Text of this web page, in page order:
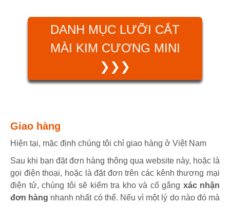
DANH MỤC LƯỠI CẮT
MÀI KIM CƯƠNG MINI
❯❯❯
Giao hàng
Hiện tại, mặc định chúng tôi chỉ giao hàng ở Việt Nam
Sau khi bạn đặt đơn hàng thông qua website này, hoặc là
gọi điện thoại, hoặc là đặt đơn trên các kênh thương mại
điện tử, chúng tôi sẽ kiểm tra kho và cố gắng xác nhận
đơn hàng nhanh nhất có thể. Nếu vì một lý do nào đó mà